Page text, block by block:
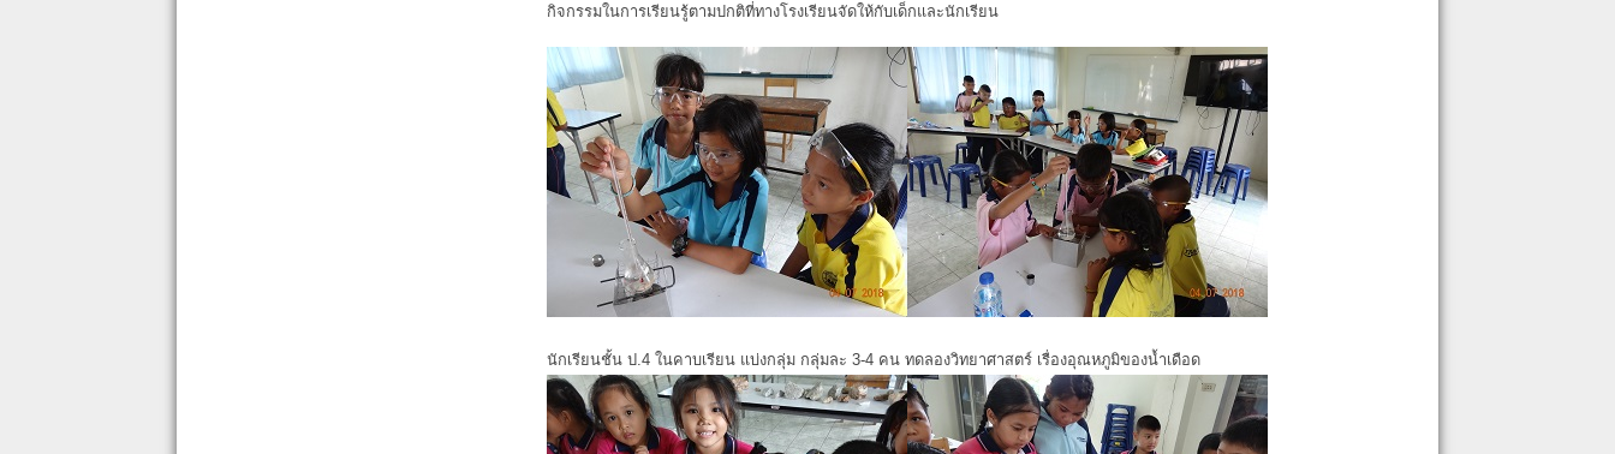
กิจกรรมในการเรียนรู้ตามปกติที่ทางโรงเรียนจัดให้กับเด็กและนักเรียน
นักเรียนชั้น ป.4 ในคาบเรียน แบ่งกลุ่ม กลุ่มละ 3-4 คน ทดลองวิทยาศาสตร์ เรื่องอุณหภูมิของน้ำเดือด